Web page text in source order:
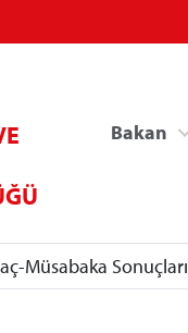
Bakan
Müsabaka Sonuçları